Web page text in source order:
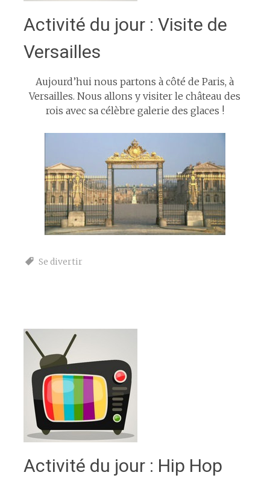
Activité du jour : Visite de
Versailles
Aujourd’hui nous partons à côté de Paris, à
Versailles. Nous allons y visiter le château des
rois avec sa célèbre galerie des glaces !
Se divertir
Activité du jour : Hip Hop